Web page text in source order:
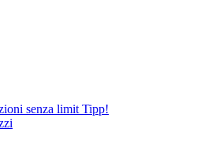
senza limit Tipp!